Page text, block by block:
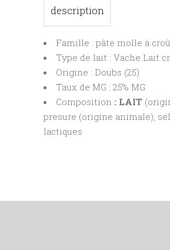
description
Famille : pâte molle à
Type de lait : Vache Lait
Origine : Doubs (25)
Taux de MG : 25% MG
Composition : LAIT
presure (origine animale),
lactiques